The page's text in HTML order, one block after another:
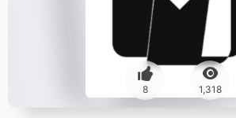
8 1,318